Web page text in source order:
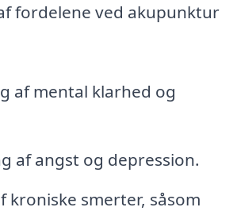
fordelene ved akupunktur
af mental klarhed og
af angst og depression.
kroniske smerter, såsom